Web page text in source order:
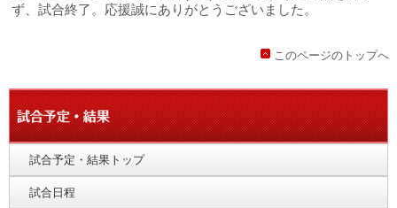
ず、試合終了。応援誠にありがとうございました。
このページのトップへ
試合予定・結果トップ
試合日程